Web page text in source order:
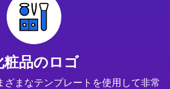
粧品のロゴ
ざまなテンプレートを使用して非常